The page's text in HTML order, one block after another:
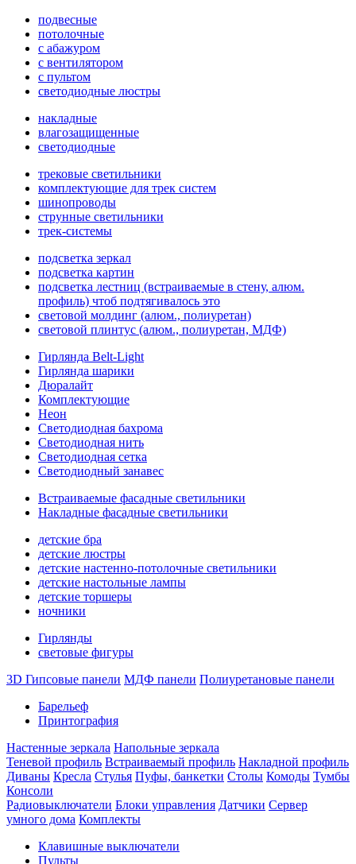
подвесные
потолочные
с абажуром
с вентилятором
с пультом
светодиодные люстры
накладные
влагозащищенные
светодиодные
трековые светильники
комплектующие для трек систем
шинопроводы
струнные светильники
трек-системы
подсветка зеркал
подсветка картин
подсветка лестниц (встраиваемые в стену, алюм.
профиль) чтоб подтягивалось это
световой молдинг (алюм., полиуретан)
световой плинтус (алюм., полиуретан, МДФ)
Гирлянда Belt-Light
Гирлянда шарики
Дюралайт
Комплектующие
Неон
Светодиодная бахрома
Светодиодная нить
Светодиодная сетка
Светодиодный занавес
Встраиваемые фасадные светильники
Накладные фасадные светильники
детские бра
детские люстры
детские настенно-потолочные светильники
детские настольные лампы
детские торшеры
ночники
Гирлянды
световые фигуры
3D Гипсовые панели МДФ панели Полиуретановые панели
Барельеф
Принтография
Настенные зеркала Напольные зеркала
Теневой профиль Встраиваемый профиль Накладной профиль
Диваны Кресла Стулья Пуфы, банкетки Столы Комоды Тумбы
Консоли
Радиовыключатели Блоки управления Датчики Сервер
умного дома Комплекты
Клавишные выключатели
Пульты